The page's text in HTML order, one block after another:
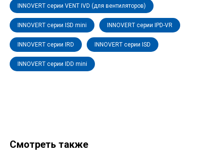
INNOVERT серии VENT IVD (для вентиляторов)
INNOVERT серии ISD mini INNOVERT серии IPD-VR
INNOVERT серии IRD INNOVERT серии ISD
INNOVERT серии IDD mini
Смотреть также